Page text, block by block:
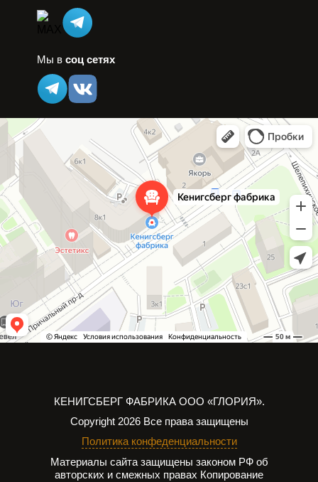
Мы в соц сетях
КЕНИГСБЕРГ ФАБРИКА ООО «ГЛОРИЯ».
Copyright 2026 Все права защищены
Политика конфеденциальности
Материалы сайта защищены законом РФ об
авторских и смежных правах Копирование